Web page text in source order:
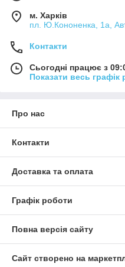
м. Харків
пл. Ю.Кононенка, 1а,
Контакти
Сьогодні працює з
Показати весь графік
Про нас
Контакти
Доставка та оплата
Графік роботи
Повна версія сайту
Сайт створено на